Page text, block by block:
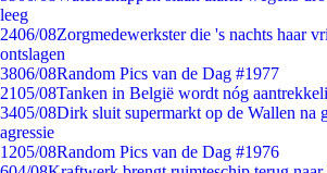
leeg
2406/08Zorgmedewerkster die 's nachts haar
ontslagen
3806/08Random Pics van de Dag #1977
2105/08Tanken in België wordt nóg
3405/08Dirk sluit supermarkt op de Wallen na
agressie
1205/08Random Pics van de Dag #1976